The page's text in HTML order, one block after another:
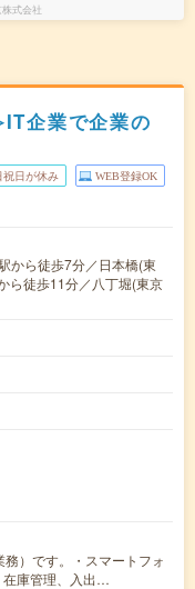
式会社
企業で企業の
祝日が休み WEB登録OK
から徒歩7分／日本橋(東
ら徒歩11分／八丁堀(東京
）です。・スマートフォ
在庫管理、入出…